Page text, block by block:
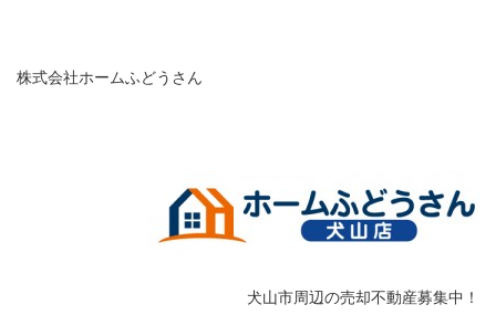
株式会社ホームふどうさん
犬山市周辺の売却不動産募集中！